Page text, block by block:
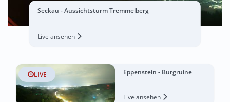
Seckau - Aussichtsturm Tremmelberg
Live ansehen
LIVE Eppenstein - Burgruine
Live ansehen